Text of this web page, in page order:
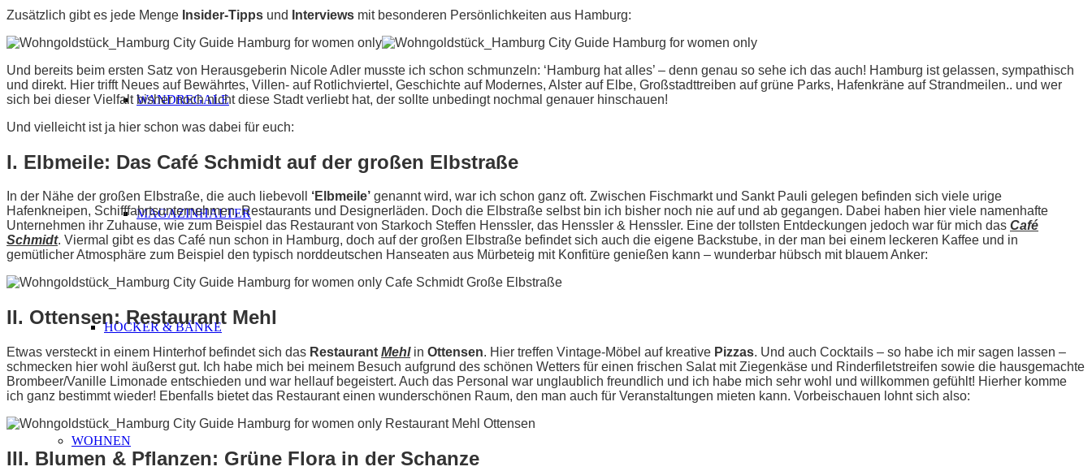
WANDREGALE
MAGAZINHALTER
HOCKER & BÄNKE
WOHNEN
Zusätzlich gibt es jede Menge Insider-Tipps und Interviews mit besonderen Persönlichkeiten aus Hamburg:
Und bereits beim ersten Satz von Herausgeberin Nicole Adler musste ich schon schmunzeln: ‘Hamburg hat alles’ – denn genau so sehe ich das auch! Hamburg ist gelassen, sympathisch
und direkt. Hier trifft Neues auf Bewährtes, Villen- auf Rotlichviertel, Geschichte auf Modernes, Alster auf Elbe, Großstadttreiben auf grüne Parks, Hafenkräne auf Strandmeilen.. und wer
sich bei dieser Vielfalt bisher noch nicht diese Stadt verliebt hat, der sollte unbedingt nochmal genauer hinschauen!
Und vielleicht ist ja hier schon was dabei für euch:
I. Elbmeile: Das Café Schmidt auf der großen Elbstraße
In der Nähe der großen Elbstraße, die auch liebevoll ‘Elbmeile’ genannt wird, war ich schon ganz oft. Zwischen Fischmarkt und Sankt Pauli gelegen befinden sich viele urige
Hafenkneipen, Schifffahrtsunternehmen, Restaurants und Designerläden. Doch die Elbstraße selbst bin ich bisher noch nie auf und ab gegangen. Dabei haben hier viele namenhafte
Unternehmen ihr Zuhause, wie zum Beispiel das Restaurant von Starkoch Steffen Henssler, das Henssler & Henssler. Eine der tollsten Entdeckungen jedoch war für mich das Café
Schmidt. Viermal gibt es das Café nun schon in Hamburg, doch auf der großen Elbstraße befindet sich auch die eigene Backstube, in der man bei einem leckeren Kaffee und in
gemütlicher Atmosphäre zum Beispiel den typisch norddeutschen Hanseaten aus Mürbeteig mit Konfitüre genießen kann – wunderbar hübsch mit blauem Anker:
II. Ottensen: Restaurant Mehl
Etwas versteckt in einem Hinterhof befindet sich das Restaurant Mehlin Ottensen. Hier treffen Vintage-Möbel auf kreative Pizzas. Und auch Cocktails – so habe ich mir sagen lassen –
schmecken hier wohl äußerst gut. Ich habe mich bei meinem Besuch aufgrund des schönen Wetters für einen frischen Salat mit Ziegenkäse und Rinderfiletstreifen sowie die hausgemachte
Brombeer/Vanille Limonade entschieden und war hellauf begeistert. Auch das Personal war unglaublich freundlich und ich habe mich sehr wohl und willkommen gefühlt! Hierher komme
ich ganz bestimmt wieder! Ebenfalls bietet das Restaurant einen wunderschönen Raum, den man auch für Veranstaltungen mieten kann. Vorbeischauen lohnt sich also:
III. Blumen & Pflanzen: Grüne Flora in der Schanze